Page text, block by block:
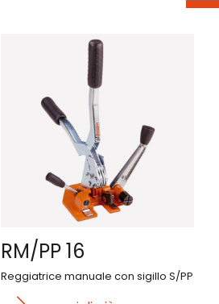
RM/PP 16
Reggiatrice manuale con sigillo S/PP